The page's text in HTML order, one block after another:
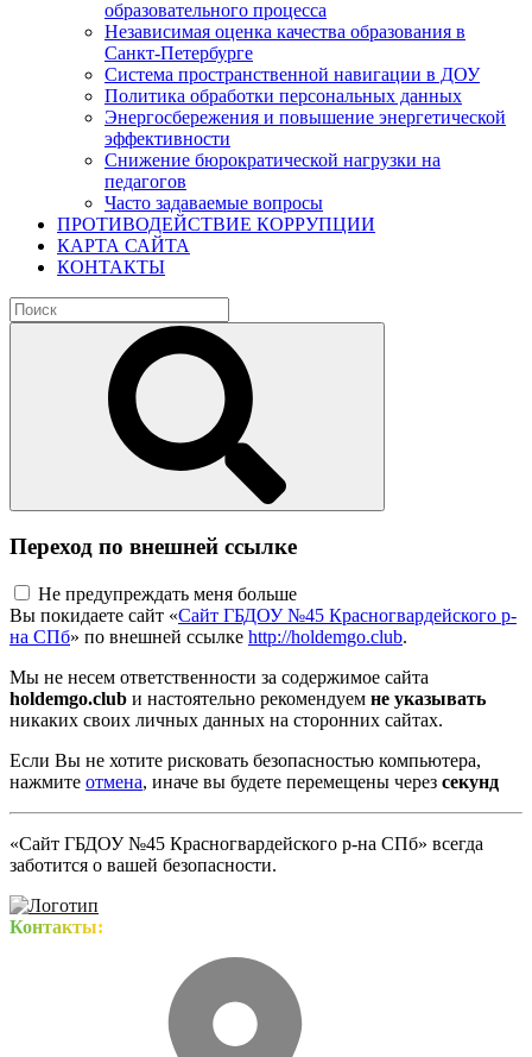
образовательного процесса
Независимая оценка качества образования в
Санкт-Петербурге
Система пространственной навигации в ДОУ
Политика обработки персональных данных
Энергосбережения и повышение энергетической
эффективности
Снижение бюрократической нагрузки на
педагогов
Часто задаваемые вопросы
ПРОТИВОДЕЙСТВИЕ КОРРУПЦИИ
КАРТА САЙТА
КОНТАКТЫ
Переход по внешней ссылке
Не предупреждать меня больше
Вы покидаете сайт «Сайт ГБДОУ №45 Красногвардейского р-
на СПб» по внешней ссылке http://holdemgo.club.
Мы не несем ответственности за содержимое сайта
holdemgo.club и настоятельно рекомендуем не указывать
никаких своих личных данных на сторонних сайтах.
Если Вы не хотите рисковать безопасностью компьютера,
нажмите отмена, иначе вы будете перемещены через секунд
«Сайт ГБДОУ №45 Красногвардейского р-на СПб» всегда
заботится о вашей безопасности.
Контакты: